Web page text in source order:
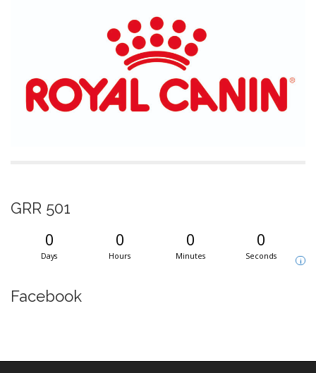
GRR 501
0
Days
0
Hours
0
Minutes
0
Seconds
i
Facebook